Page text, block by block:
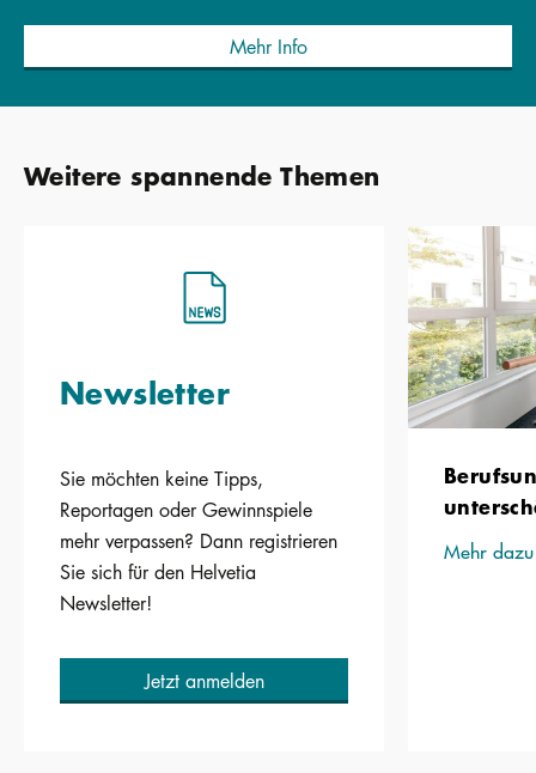
Mehr Info
Weitere spannende Themen
Newsletter
Sie möchten keine Tipps,
Reportagen oder Gewinnspiele
mehr verpassen? Dann registrieren
Sie sich für den Helvetia
Newsletter!
Jetzt anmelden
Mehr dazu